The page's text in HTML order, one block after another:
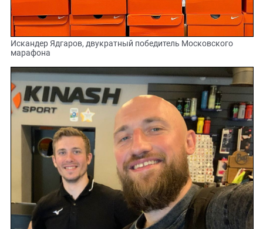
Искандер Ядгаров, двукратный победитель Московского
марафона